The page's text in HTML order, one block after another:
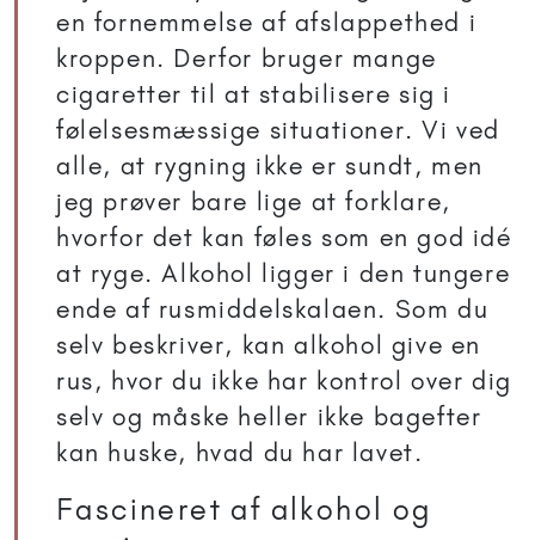
en fornemmelse af afslappethed i
kroppen. Derfor bruger mange
cigaretter til at stabilisere sig i
følelsesmæssige situationer. Vi ved
alle, at rygning ikke er sundt, men
jeg prøver bare lige at forklare,
hvorfor det kan føles som en god idé
at ryge. Alkohol ligger i den tungere
ende af rusmiddelskalaen. Som du
selv beskriver, kan alkohol give en
rus, hvor du ikke har kontrol over dig
selv og måske heller ikke bagefter
kan huske, hvad du har lavet.
Fascineret af alkohol og